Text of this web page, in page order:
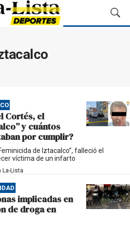
M
o
ú
s
q
u
Cortés, el
y cuántos
por cumplir?
de Iztacalco”, falleció el
víctima de un infarto
La-Lista
implicadas en
de droga en